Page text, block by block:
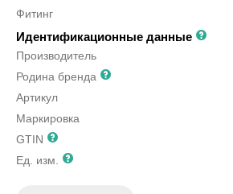
Фитинг
Идентификационные данные
Производитель
Родина бренда
Артикул
Маркировка
GTIN
Ед. изм.